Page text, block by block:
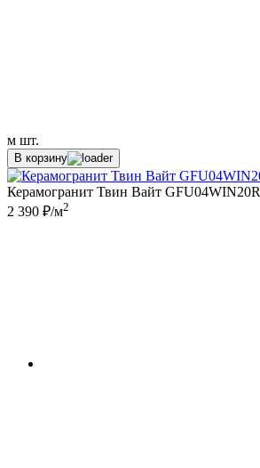
м шт.
В корзину
Керамогранит Твин Вайт GFU04WIN20R
2 390 ₽/м2